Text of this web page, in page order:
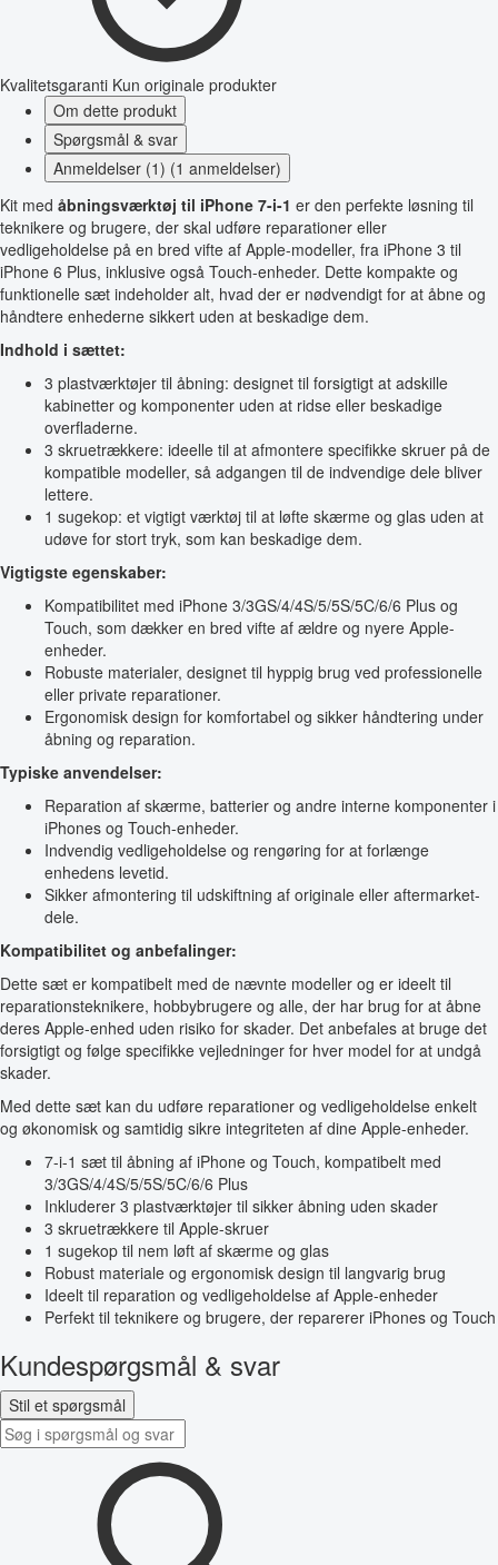
Kvalitetsgaranti Kun originale produkter
Om dette produkt
Spørgsmål & svar
Anmeldelser (1) (1 anmeldelser)
Kit med åbningsværktøj til iPhone 7-i-1 er den perfekte løsning til
teknikere og brugere, der skal udføre reparationer eller
vedligeholdelse på en bred vifte af Apple-modeller, fra iPhone 3 til
iPhone 6 Plus, inklusive også Touch-enheder. Dette kompakte og
funktionelle sæt indeholder alt, hvad der er nødvendigt for at åbne og
håndtere enhederne sikkert uden at beskadige dem.
Indhold i sættet:
3 plastværktøjer til åbning: designet til forsigtigt at adskille
kabinetter og komponenter uden at ridse eller beskadige
overfladerne.
3 skruetrækkere: ideelle til at afmontere specifikke skruer på de
kompatible modeller, så adgangen til de indvendige dele bliver
lettere.
1 sugekop: et vigtigt værktøj til at løfte skærme og glas uden at
udøve for stort tryk, som kan beskadige dem.
Vigtigste egenskaber:
Kompatibilitet med iPhone 3/3GS/4/4S/5/5S/5C/6/6 Plus og
Touch, som dækker en bred vifte af ældre og nyere Apple-
enheder.
Robuste materialer, designet til hyppig brug ved professionelle
eller private reparationer.
Ergonomisk design for komfortabel og sikker håndtering under
åbning og reparation.
Typiske anvendelser:
Reparation af skærme, batterier og andre interne komponenter i
iPhones og Touch-enheder.
Indvendig vedligeholdelse og rengøring for at forlænge
enhedens levetid.
Sikker afmontering til udskiftning af originale eller aftermarket-
dele.
Kompatibilitet og anbefalinger:
Dette sæt er kompatibelt med de nævnte modeller og er ideelt til
reparationsteknikere, hobbybrugere og alle, der har brug for at åbne
deres Apple-enhed uden risiko for skader. Det anbefales at bruge det
forsigtigt og følge specifikke vejledninger for hver model for at undgå
skader.
Med dette sæt kan du udføre reparationer og vedligeholdelse enkelt
og økonomisk og samtidig sikre integriteten af dine Apple-enheder.
7-i-1 sæt til åbning af iPhone og Touch, kompatibelt med
3/3GS/4/4S/5/5S/5C/6/6 Plus
Inkluderer 3 plastværktøjer til sikker åbning uden skader
3 skruetrækkere til Apple-skruer
1 sugekop til nem løft af skærme og glas
Robust materiale og ergonomisk design til langvarig brug
Ideelt til reparation og vedligeholdelse af Apple-enheder
Perfekt til teknikere og brugere, der reparerer iPhones og Touch
Kundespørgsmål & svar
Stil et spørgsmål